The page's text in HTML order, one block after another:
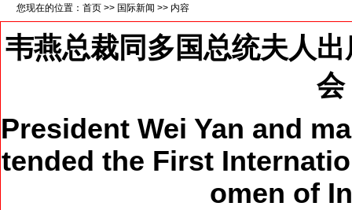
您现在的位置： 首页 >> 国际新闻 >> 内容
韦燕总裁同多国总统夫人
会
President Wei Yan and
tended the First
omen of